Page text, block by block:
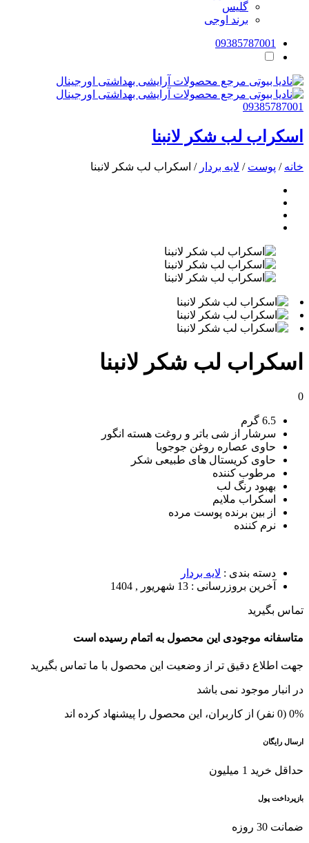
گلیس
برند اوجی
09385787001
09385787001
اسکراب لب شکر لانبنا
خانه / پوست / لایه بردار / اسکراب لب شکر لانبنا
اسکراب لب شکر لانبنا
0
6.5 گرم
سرشار از شی باتر و روغت هسته انگور
حاوی عصاره روغن جوجوبا
حاوی کریستال های طبیعی شکر
مرطوب کننده
بهبود رنگ لب
اسکراب ملایم
از بین برنده پوست مرده
نرم کننده
دسته بندی : لایه بردار
آخرین بروزرسانی : 13 شهریور , 1404
تماس بگیرید
متاسفانه موجودی این محصول به اتمام رسیده است
جهت اطلاع دقیق تر از وضعیت این محصول با ما تماس بگیرید
در انبار موجود نمی باشد
0% (0 نفر) از کاربران، این محصول را پیشنهاد کرده اند
ارسال رایگان
حداقل خرید 1 میلیون
بازپرداخت پول
ضمانت 30 روزه